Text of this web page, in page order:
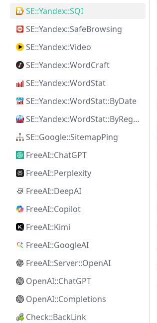
SE::Yandex::SQI
SE::Yandex::SafeBrowsing
SE::Yandex::Video
SE::Yandex::WordCraft
SE::Yandex::WordStat
SE::Yandex::WordStat::ByDate
SE::Yandex::WordStat::ByRegion
SE::Google::SitemapPing
FreeAI::ChatGPT
FreeAI::Perplexity
FreeAI::DeepAI
FreeAI::Copilot
FreeAI::Kimi
FreeAI::GoogleAI
FreeAI::Server::OpenAI
OpenAI::ChatGPT
OpenAI::Completions
Check::BackLink